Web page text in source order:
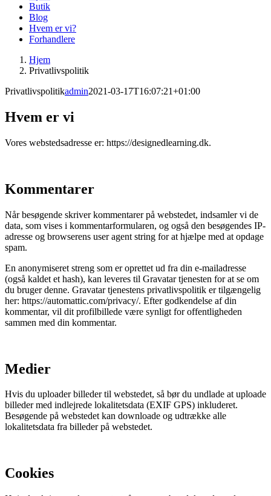
Butik
Blog
Hvem er vi?
Forhandlere
Hjem
Privatlivspolitik
Privatlivspolitikadmin2021-03-17T16:07:21+01:00
Hvem er vi
Vores webstedsadresse er: https://designedlearning.dk.
Kommentarer
Når besøgende skriver kommentarer på webstedet, indsamler vi de
data, som vises i kommentarformularen, og også den besøgendes IP-
adresse og browserens user agent string for at hjælpe med at opdage
spam.
En anonymiseret streng som er oprettet ud fra din e-mailadresse
(også kaldet et hash), kan leveres til Gravatar tjenesten for at se om
du bruger denne. Gravatar tjenestens privatlivspolitik er tilgængelig
her: https://automattic.com/privacy/. Efter godkendelse af din
kommentar, vil dit profilbillede være synligt for offentligheden
sammen med din kommentar.
Medier
Hvis du uploader billeder til webstedet, så bør du undlade at uploade
billeder med indlejrede lokalitetsdata (EXIF GPS) inkluderet.
Besøgende på webstedet kan downloade og udtrække alle
lokalitetsdata fra billeder på webstedet.
Cookies